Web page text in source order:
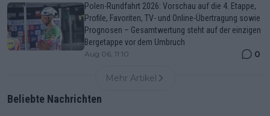
Polen-Rundfahrt 2026: Vorschau auf die 4. Etappe,
Profile, Favoriten, TV- und Online-Übertragung sowie
Prognosen – Gesamtwertung steht auf der einzigen
Bergetappe vor dem Umbruch
Aug 06, 11:10 0
Mehr Artikel
Beliebte Nachrichten